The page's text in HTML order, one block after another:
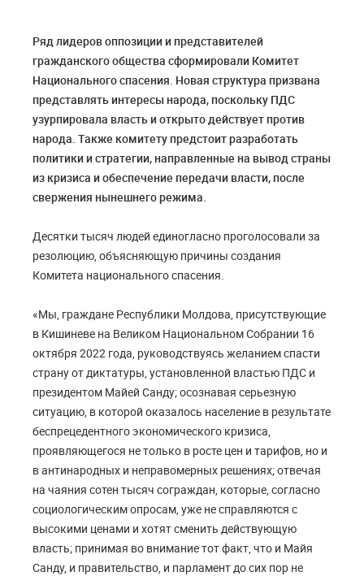
Ряд лидеров оппозиции и представителей
гражданского общества сформировали Комитет
Национального спасения. Новая структура призвана
представлять интересы народа, поскольку ПДС
узурпировала власть и открыто действует против
народа. Также комитету предстоит разработать
политики и стратегии, направленные на вывод страны
из кризиса и обеспечение передачи власти, после
свержения нынешнего режима.
Десятки тысяч людей единогласно проголосовали за
резолюцию, объясняющую причины создания
Комитета национального спасения.
«Мы, граждане Республики Молдова, присутствующие
в Кишиневе на Великом Национальном Собрании 16
октября 2022 года, руководствуясь желанием спасти
страну от диктатуры, установленной властью ПДС и
президентом Майей Санду; осознавая серьезную
ситуацию, в которой оказалось население в результате
беспрецедентного экономического кризиса,
проявляющегося не только в росте цен и тарифов, но и
в антинародных и неправомерных решениях; отвечая
на чаяния сотен тысяч сограждан, которые, согласно
социологическим опросам, уже не справляются с
высокими ценами и хотят сменить действующую
власть; принимая во внимание тот факт, что и Майя
Санду, и правительство, и парламент до сих пор не